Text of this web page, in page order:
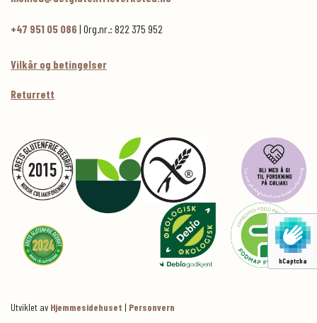
hCaptcha
+47 951 05 086 | Org.nr.: 822 375 952
Vilkår og betingelser
Returrett
Utviklet av Hjemmesidehuset | Personvern